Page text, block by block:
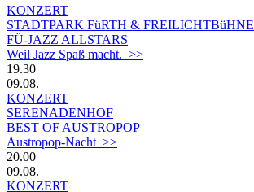
KONZERT
STADTPARK FüRTH & FREILICHTBüHNE
FÜ-JAZZ ALLSTARS
Weil Jazz Spaß macht. >>
19.30
09.08.
KONZERT
SERENADENHOF
BEST OF AUSTROPOP
Austropop-Nacht >>
20.00
09.08.
KONZERT